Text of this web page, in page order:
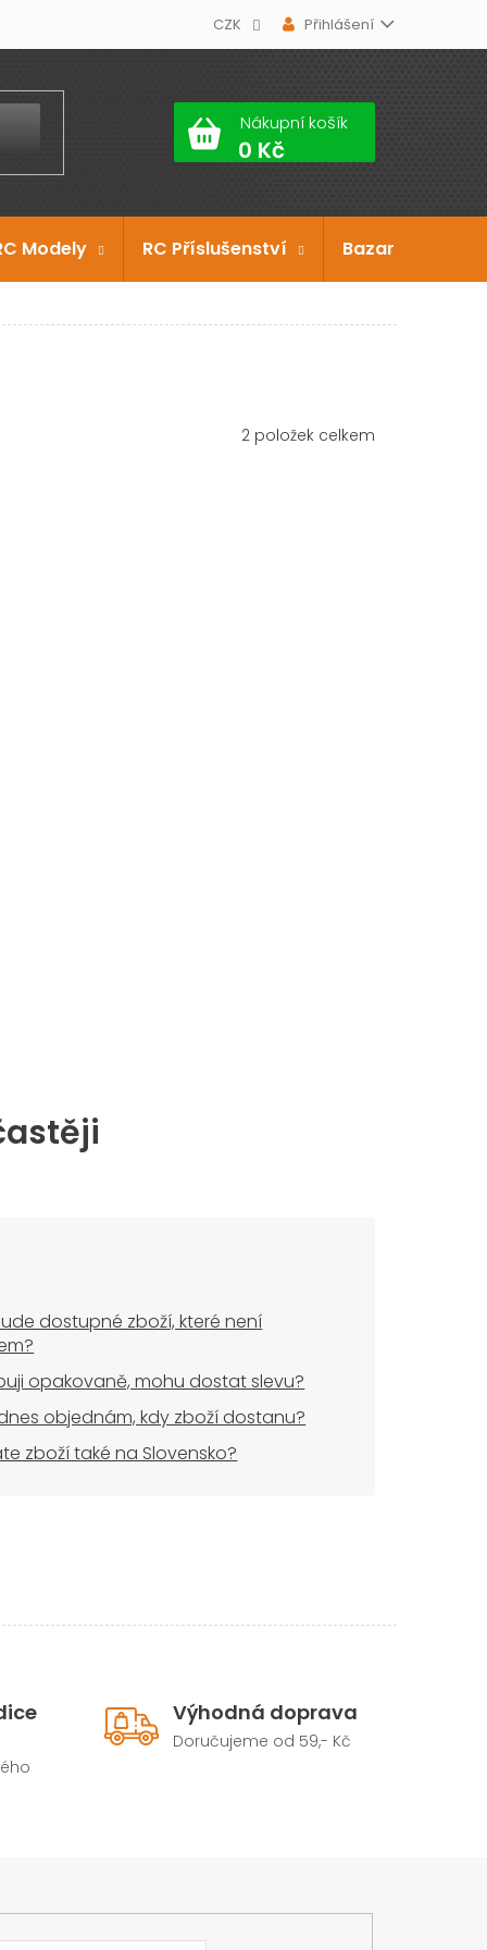
CZK Přihlášení
Nákupní košík
Modely RC Příslušenství Bazar
2 položek celkem
dostupné zboží, které není
opakovaně, mohu dostat slevu?
objednám, kdy zboží dostanu?
zboží také na Slovensko?
Výhodná doprava
Doručujeme od 59,- Kč